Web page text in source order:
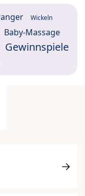
Wickeln
Baby-Massage
Gewinnspiele